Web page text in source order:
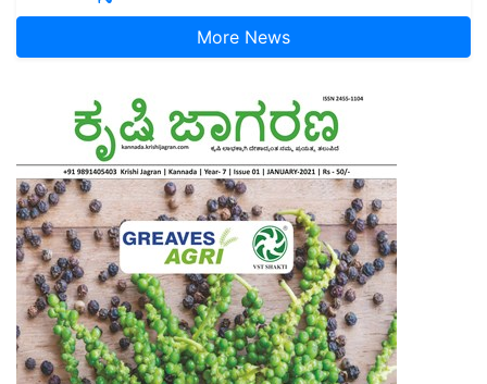
More News